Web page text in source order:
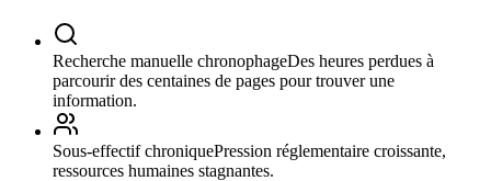
Recherche manuelle chronophageDes heures perdues à
parcourir des centaines de pages pour trouver une
information.
Sous-effectif chroniquePression réglementaire croissante,
ressources humaines stagnantes.